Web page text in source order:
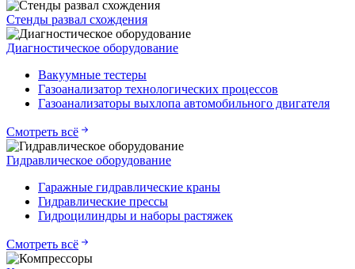
Стенды развал схождения
Диагностическое оборудование
Вакуумные тестеры
Газоанализатор технологических процессов
Газоанализаторы выхлопа автомобильного двигателя
Смотреть всё
Гидравлическое оборудование
Гаражные гидравлические краны
Гидравлические прессы
Гидроцилиндры и наборы растяжек
Смотреть всё